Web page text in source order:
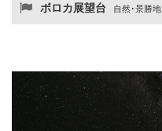
ボロカ展望台 自然･景勝地